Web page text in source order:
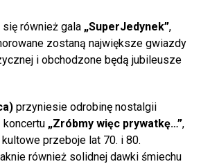
również gala „SuperJedynek”,
zostaną największe gwiazdy
i obchodzone będą jubileusze
przyniesie odrobinę nostalgii
koncertu „Zróbmy więc prywatkę…”,
przeboje lat 70. i 80.
również solidnej dawki śmiechu